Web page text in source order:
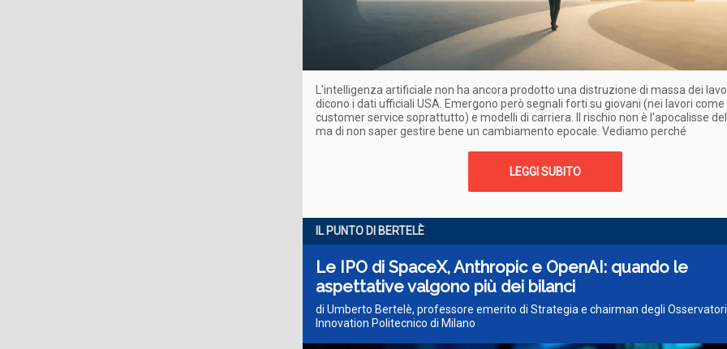
L'intelligenza artificiale non ha ancora prodotto una distruzione di massa dei
dicono i dati ufficiali USA. Emergono però segnali forti su giovani (nei lavori come
customer service soprattutto) e modelli di carriera. Il rischio non è l'apocalisse
ma di non saper gestire bene un cambiamento epocale. Vediamo perché
LEGGI SUBITO
IL PUNTO DI BERTELÈ
Le IPO di SpaceX, Anthropic e OpenAI: quando le
aspettative valgono più dei bilanci
di Umberto Bertelè, professore emerito di Strategia e chairman degli
Innovation Politecnico di Milano